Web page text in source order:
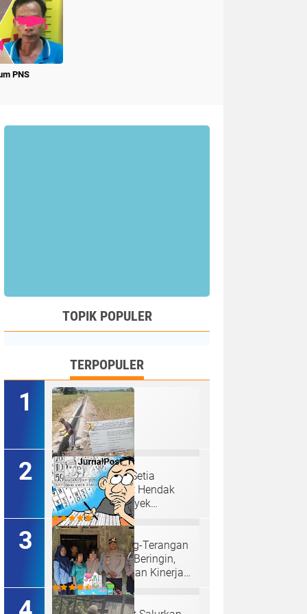
PNS
TOPIK POPULER
TERPOPULER
Ketua P3A Tirta Setia
Menghindar Saat Hendak
Dikonfirmasi, Proyek
Pembangunan Irigasi Diduga
Mark Up
Judi Togel Terang-Terangan
Di Lubuk Pakam Beringin,
Warga Pertanyakan Kinerja
Polresta Deli Serdang